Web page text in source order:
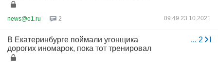
news@e1.ru 2 09:49 23.10.2021
... 2
В Екатеринбурге поймали угонщика
дорогих иномарок, пока тот тренировал